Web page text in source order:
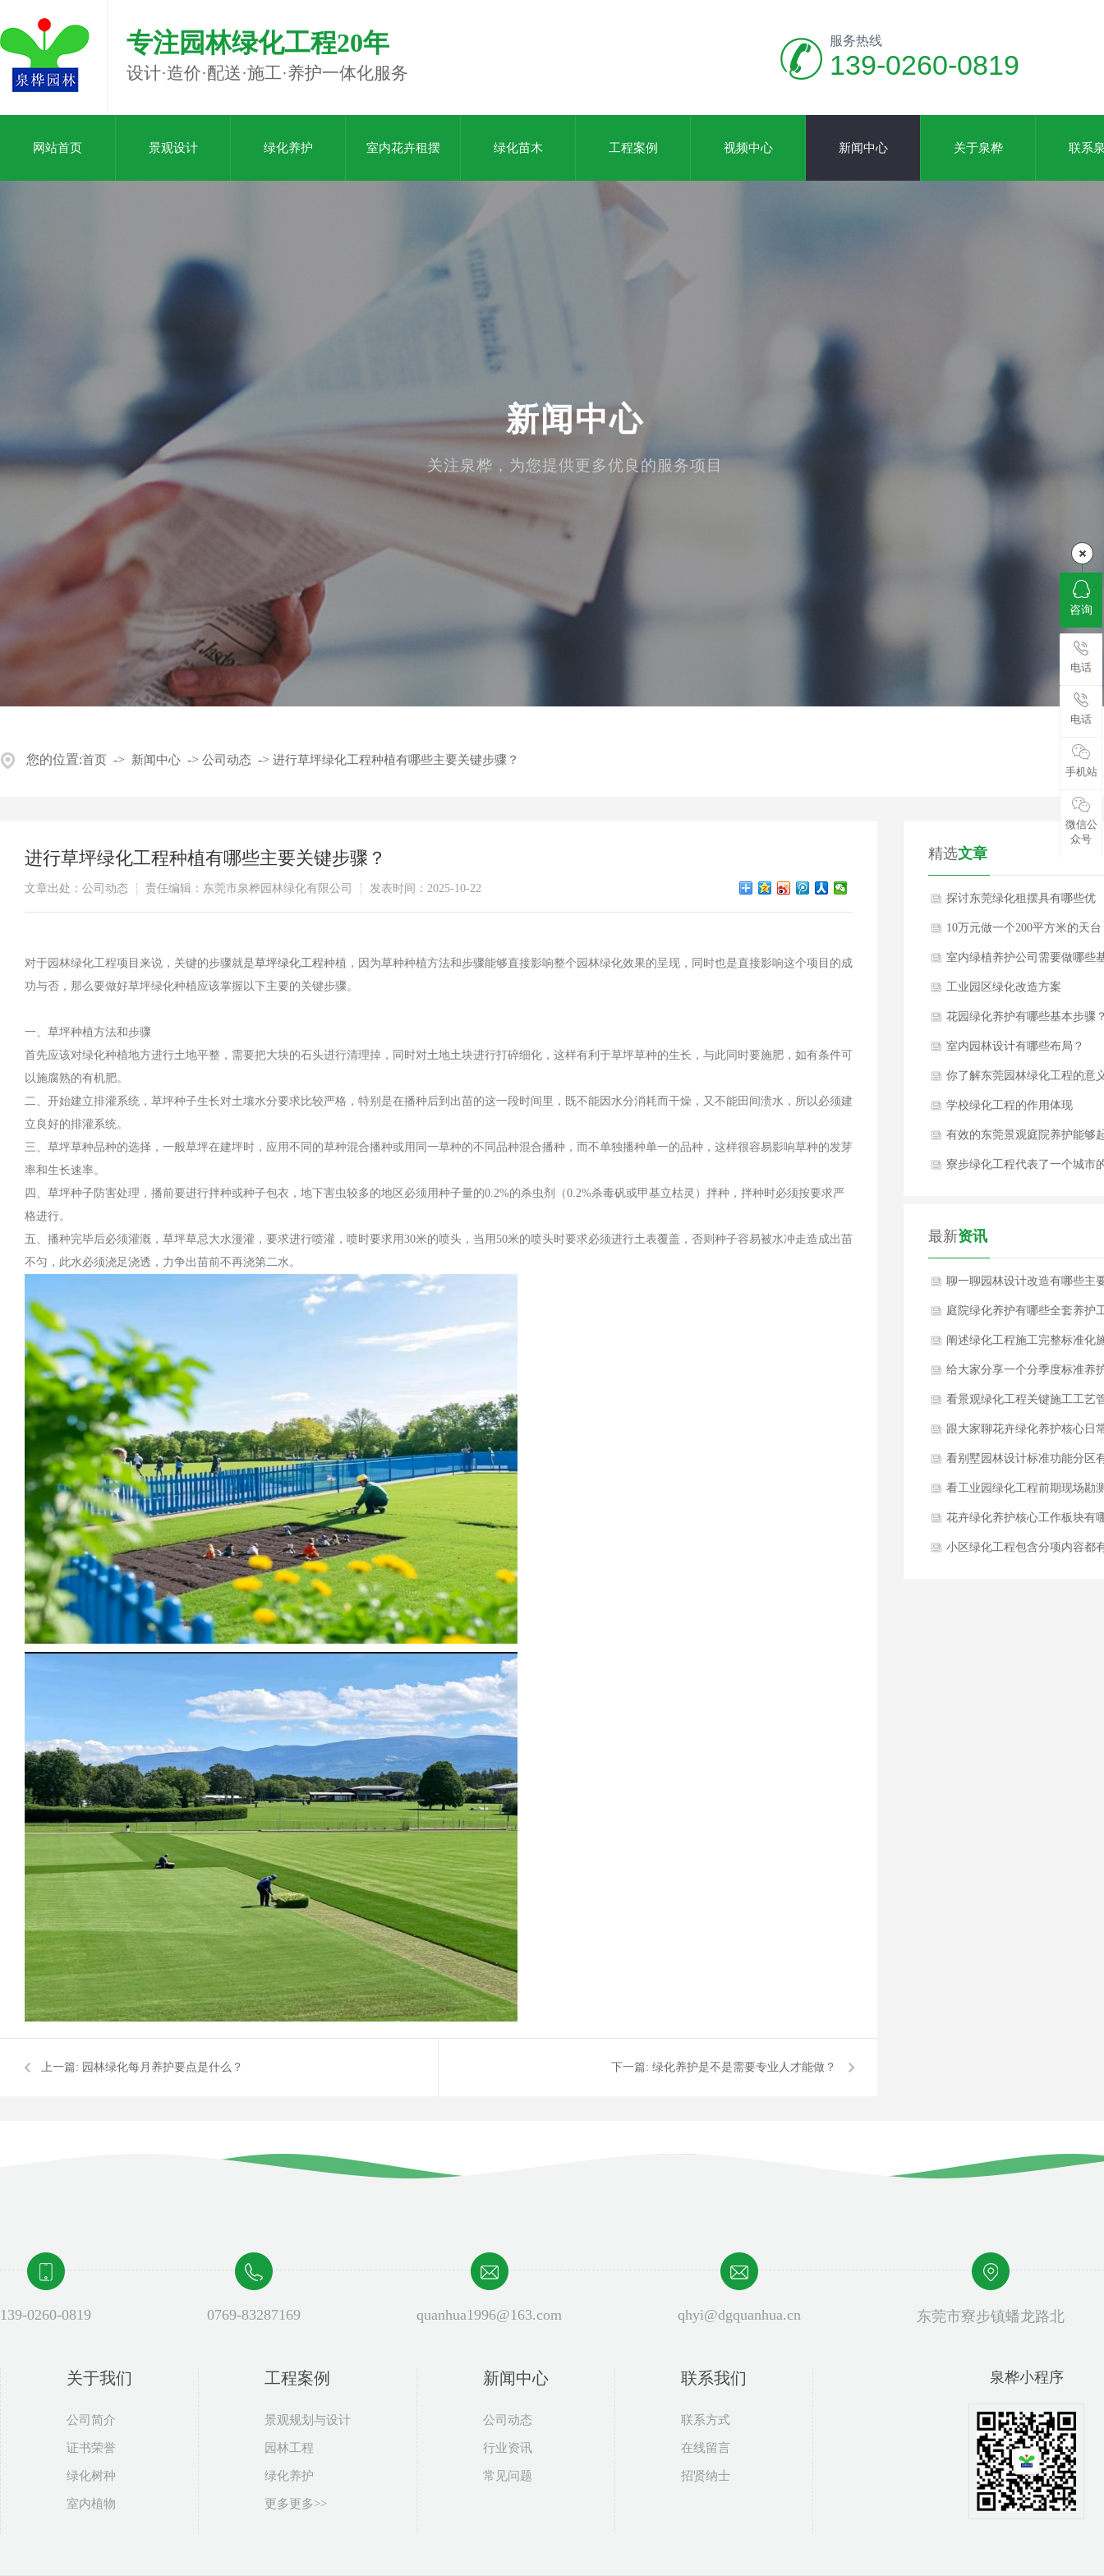
专注园林绿化工程20年
设计·造价·配送·施工·养护一体化服务
服务热线
139-0260-0819
网站首页 景观设计 绿化养护 室内花卉租摆 绿化苗木 工程案例 视频中心 新闻中心 关于泉桦 联系
新闻中心
关注泉桦，为您提供更多优良的服务项目
您的位置:首页 -> 新闻中心 -> 公司动态 -> 进行草坪绿化工程种植有哪些主要关键步骤？
进行草坪绿化工程种植有哪些主要关键步骤？
文章出处：公司动态 责任编辑：东莞市泉桦园林绿化有限公司 发表时间：2025-10-22
对于园林绿化工程项目来说，关键的步骤就是草坪绿化工程种植，因为草种种植方法和步骤能够直接影响整个园林绿化效果的呈现，同时也是直接影响这个项目的成
功与否，那么要做好草坪绿化种植应该掌握以下主要的关键步骤。
一、草坪种植方法和步骤
首先应该对绿化种植地方进行土地平整，需要把大块的石头进行清理掉，同时对土地土块进行打碎细化，这样有利于草坪草种的生长，与此同时要施肥，如有条件可
以施腐熟的有机肥。
二、开始建立排灌系统，草坪种子生长对土壤水分要求比较严格，特别是在播种后到出苗的这一段时间里，既不能因水分消耗而干燥，又不能田间溃水，所以必须建
立良好的排灌系统。
三、草坪草种品种的选择，一般草坪在建坪时，应用不同的草种混合播种或用同一草种的不同品种混合播种，而不单独播种单一的品种，这样很容易影响草种的发芽
率和生长速率。
四、草坪种子防害处理，播前要进行拌种或种子包衣，地下害虫较多的地区必须用种子量的0.2%的杀虫剂（0.2%杀毒矾或甲基立枯灵）拌种，拌种时必须按要求严
格进行。
五、播种完毕后必须灌溉，草坪草忌大水漫灌，要求进行喷灌，喷时要求用30米的喷头，当用50米的喷头时要求必须进行土表覆盖，否则种子容易被水冲走造成出苗
不匀，此水必须浇足浇透，力争出苗前不再浇第二水。
上一篇: 园林绿化每月养护要点是什么？ 下一篇: 绿化养护是不是需要专业人才能做？
精选文章
探讨东莞绿化租摆具有哪些优
势？
10万元做一个200平方米的天台
花园
室内绿植养护公司需要做哪些
本养护措施？
工业园区绿化改造方案
花园绿化养护有哪些基本步骤
室内园林设计有哪些布局？
你了解东莞园林绿化工程的意
吗？
学校绿化工程的作用体现
有效的东莞景观庭院养护能够
到什么作用？
寮步绿化工程代表了一个城市
最新资讯
聊一聊园林设计改造有哪些主
改造内容？
庭院绿化养护有哪些全套养护
作内容？
阐述绿化工程施工完整标准化
工工序
给大家分享一个分季度标准养
方案如何？
看景观绿化工程关键施工工艺
控要点是什么？
跟大家聊花卉绿化养护核心日
养护工作是什么？
看别墅园林设计标准功能分区
哪些方面？
看工业园绿化工程前期现场勘
与方案设计要点是什么？
花卉绿化养护核心工作板块有
些方面？
小区绿化工程包含分项内容都
139-0260-0819 0769-83287169 quanhua1996@163.com qhyi@dgquanhua.cn 东莞市寮步镇蟠龙路北
关于我们
公司简介
证书荣誉
绿化树种
室内植物
工程案例
景观规划与设计
园林工程
绿化养护
更多更多>>
新闻中心
公司动态
行业资讯
常见问题
联系我们
联系方式
在线留言
招贤纳士
泉桦小程序 泉桦小程序
咨询
电话
电话
手机站
微信公
众号